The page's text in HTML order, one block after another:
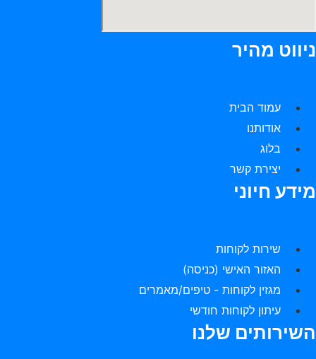
ניווט מהיר
עמוד הבית
אודותנו
בלוג
יצירת קשר
מידע חיוני
שירות לקוחות
האזור האישי (כניסה)
מגזין לקוחות - טיפים/מאמרים
עיתון לקוחות חודשי
השירותים שלנו